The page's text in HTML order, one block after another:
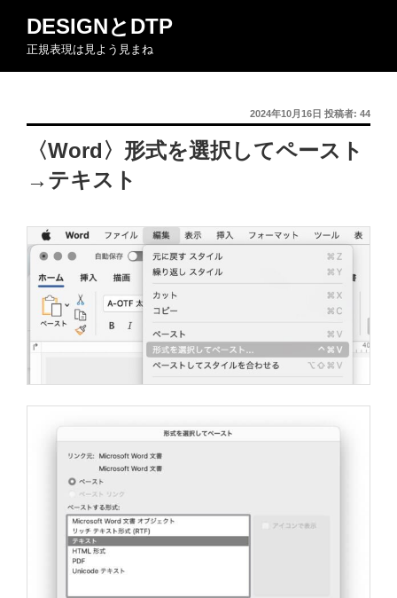
ン
DESIGNとDTP
正規表現は見よう見まね
投
稿
日:
2024年10月16日 投稿者: 44
〈Word〉形式を選択してペースト
→テキスト